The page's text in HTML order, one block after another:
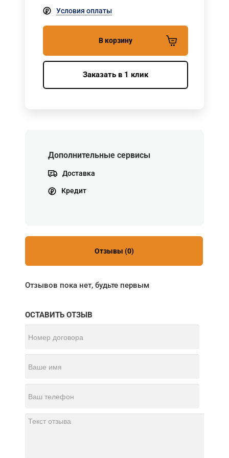
Условия оплаты
В корзину
Заказать в 1 клик
Дополнительные сервисы
Доставка
Кредит
Отзывы (0)
Отзывов пока нет, будьте первым
ОСТАВИТЬ ОТЗЫВ